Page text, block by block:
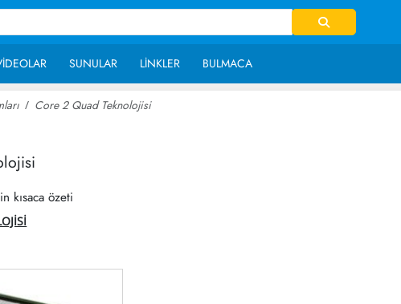
SUNULAR LINKLER BULMACA
Core 2 Quad Teknolojisi
kısaca özeti